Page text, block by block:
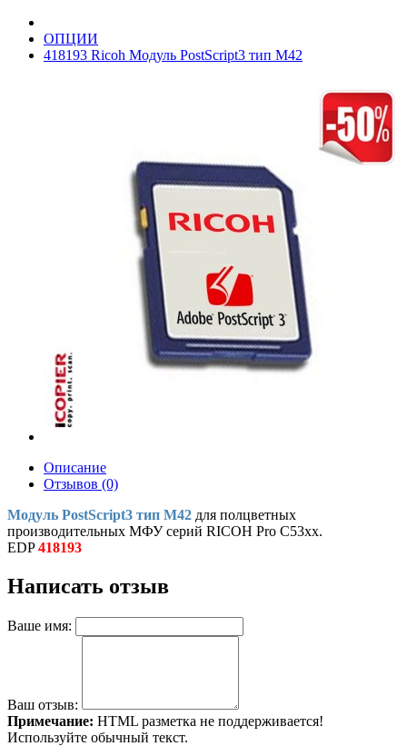
ОПЦИИ
418193 Ricoh Модуль PostScript3 тип M42
Описание
Отзывов (0)
Модуль PostScript3 тип M42 для полцветных
производительных МФУ серий RICOH Pro C53xx.
EDP418193
Написать отзыв
Ваше имя:
Ваш отзыв:
Примечание: HTML разметка не поддерживается!
Используйте обычный текст.